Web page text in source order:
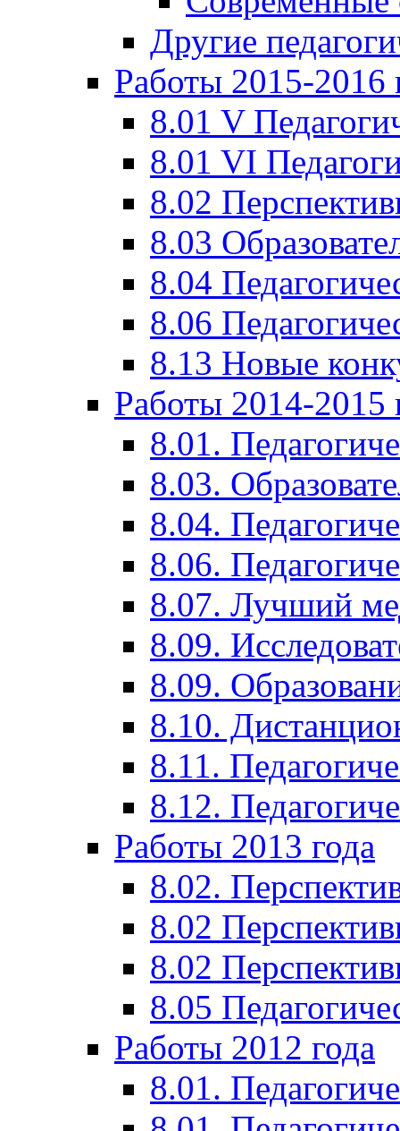
Другие
Работы 2015-2016
8.01 V
8.01 VI
8.02
8.03
8.04
8.06
8.13 Новые
Работы 2014-2015
8.01.
8.03.
8.04.
8.06.
8.07. Лучший
8.09.
8.09.
8.10.
8.11.
8.12.
Работы 2013 года
8.02.
8.02
8.02
8.05
Работы 2012 года
8.01.